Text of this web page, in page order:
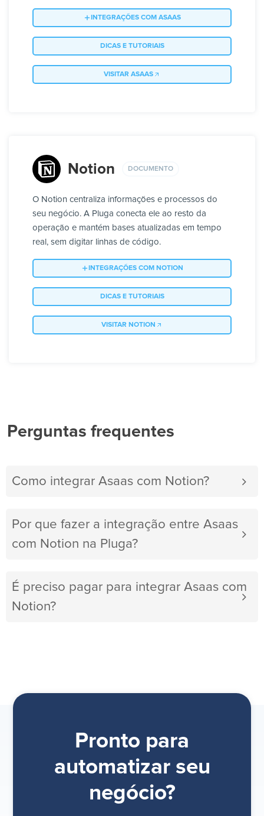
INTEGRAÇÕES COM ASAAS
DICAS E TUTORIAIS
VISITAR ASAAS
Notion DOCUMENTO
O Notion centraliza informações e processos do
seu negócio. A Pluga conecta ele ao resto da
operação e mantém bases atualizadas em tempo
real, sem digitar linhas de código.
INTEGRAÇÕES COM NOTION
DICAS E TUTORIAIS
VISITAR NOTION
Perguntas frequentes
Como integrar Asaas com Notion?
Por que fazer a integração entre Asaas
com Notion na Pluga?
É preciso pagar para integrar Asaas com
Notion?
Pronto para
automatizar seu
negócio?